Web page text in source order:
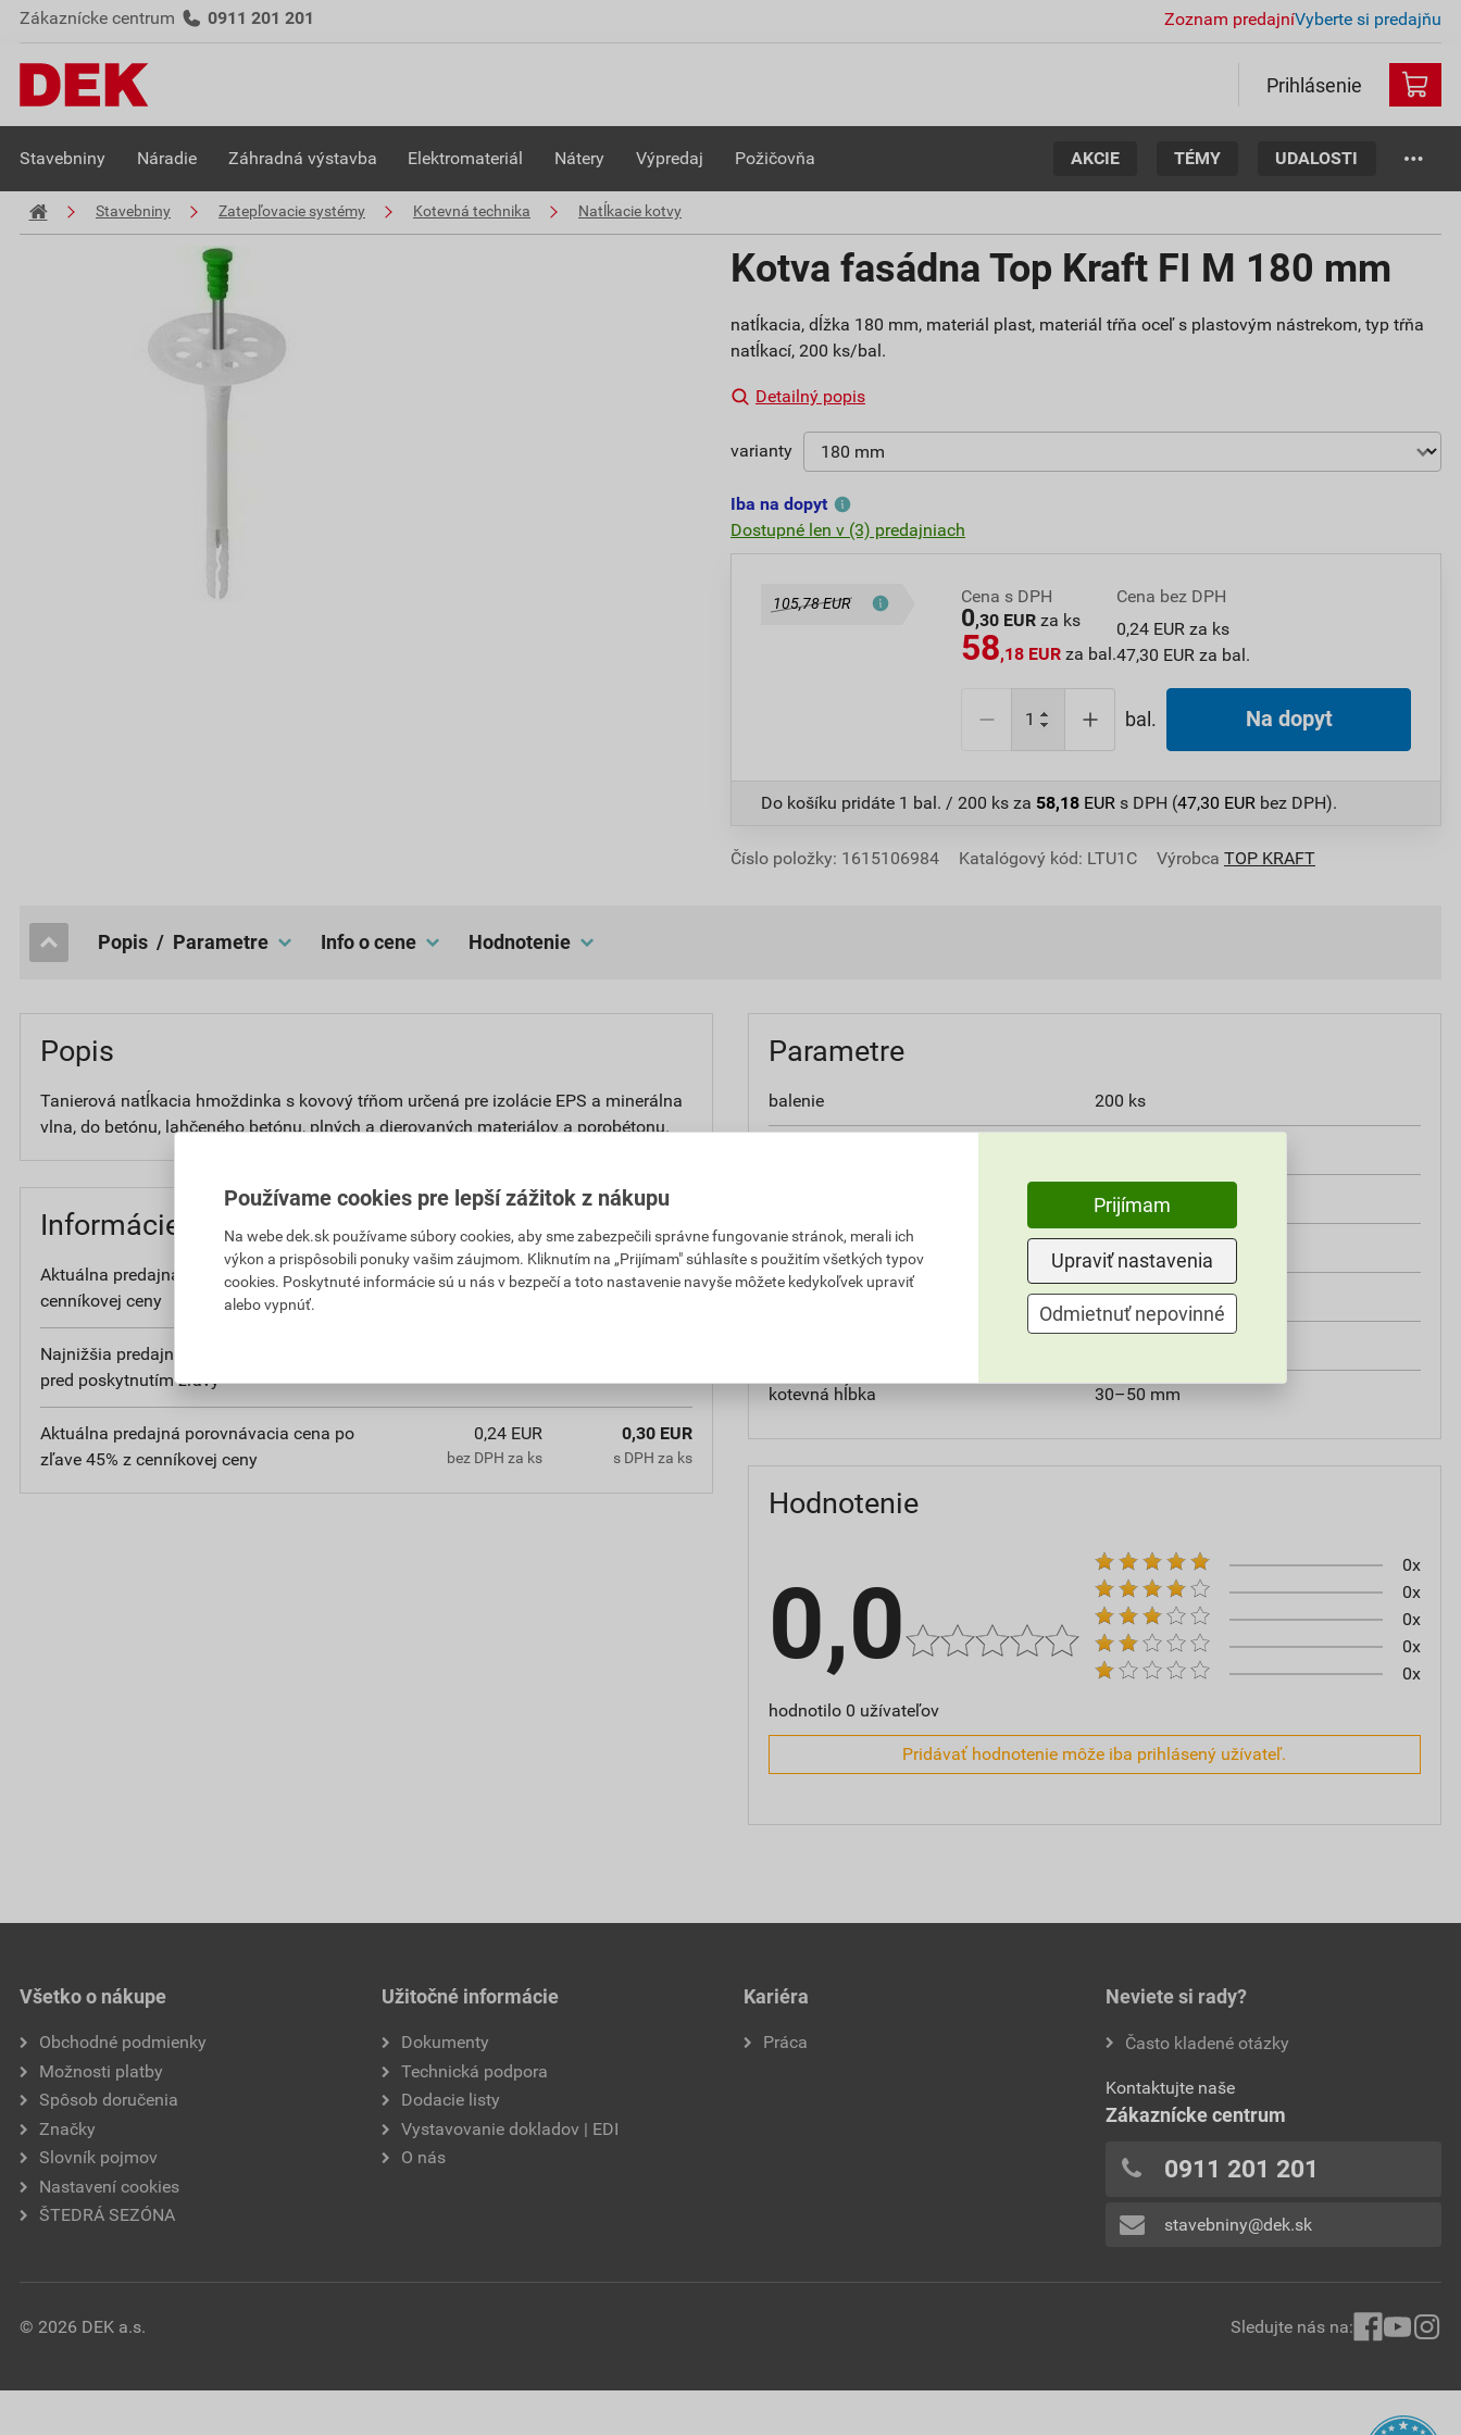
Zákaznícke centrum 0911 201 201 Zoznam predajníVyberte si predajňu
Prihlásenie
Stavebniny Náradie Záhradná výstavba Elektromateriál Nátery Výpredaj Požičovňa AKCIE TÉMY UDALOSTI
Stavebniny Zatepľovacie systémy Kotevná technika Natĺkacie kotvy
Kotva fasádna Top Kraft FI M 180 mm
natĺkacia, dĺžka 180 mm, materiál plast, materiál tŕňa oceľ s plastovým nástrekom, typ tŕňa
natĺkací, 200 ks/bal.
Detailný popis
varianty
Iba na dopyt
Dostupné len v (3) predajniach
105,78 EUR Cena s DPH
0,30 EUR za ks
58,18 EUR za bal.
Cena bez DPH
0,24 EUR za ks
47,30 EUR za bal.
bal. Na dopyt
Do košíku pridáte 1 bal. / 200 ks za 58,18 EUR s DPH (47,30 EUR bez DPH).
Číslo položky: 1615106984 Katalógový kód: LTU1C Výrobca TOP KRAFT
popis / Parametre Info o cene hodnotenie
Popis
Tanierová natĺkacia hmoždinka s kovový tŕňom určená pre izolácie EPS a minerálna
vlna, do betónu, lahčeného betónu, plných a dierovaných materiálov a porobétonu.
Informácie o cene
Aktuálna predajná cena po zľave 45% z
cenníkovej ceny
47,30 EUR 58,18 EUR
Najnižšia predajná cena v období 30 dní
pred poskytnutím zľavy
bez DPH za bal. s DPH za bal.
Aktuálna predajná porovnávacia cena po
zľave 45% z cenníkovej ceny
0,24 EUR
bez DPH za ks
0,30 EUR
s DPH za ks
Parametre
balenie 200 ks
10×180 mm
priemer 10 mm
priemer taniera 60 mm
kotevná hĺbka 30–50 mm
Hodnotenie
0,0
hodnotilo 0 užívateľov
0x
0x
0x
0x
0x
Pridávať hodnotenie môže iba prihlásený užívateľ.
Všetko o nákupe
Obchodné podmienky
Možnosti platby
Spôsob doručenia
Značky
Slovník pojmov
Nastavení cookies
ŠTEDRÁ SEZÓNA
Užitočné informácie
Dokumenty
Technická podpora
Dodacie listy
Vystavovanie dokladov | EDI
O nás
Kariéra
Práca
Neviete si rady?
Často kladené otázky
Kontaktujte naše
Zákaznícke centrum
0911 201 201
stavebniny@dek.sk
© 2026 DEK a.s. Sledujte nás na:
Používame cookies pre lepší zážitok z nákupu
Na webe dek.sk používame súbory cookies, aby sme zabezpečili správne fungovanie stránok, merali ich
výkon a prispôsobili ponuky vašim záujmom. Kliknutím na „Prijímam" súhlasíte s použitím všetkých typov
cookies. Poskytnuté informácie sú u nás v bezpečí a toto nastavenie navyše môžete kedykoľvek upraviť
alebo vypnúť.
Prijímam
Upraviť nastavenia
Odmietnuť nepovinné